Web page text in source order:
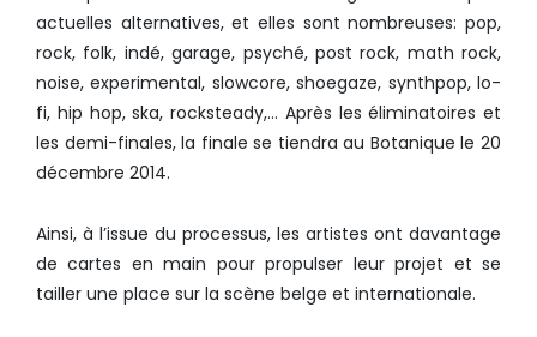
actuelles alternatives, et elles sont nombreuses: pop,
rock, folk, indé, garage, psyché, post rock, math rock,
noise, experimental, slowcore, shoegaze, synthpop, lo-
fi, hip hop, ska, rocksteady,… Après les éliminatoires et
les demi-finales, la finale se tiendra au Botanique le 20
décembre 2014.
Ainsi, à l’issue du processus, les artistes ont davantage
de cartes en main pour propulser leur projet et se
tailler une place sur la scène belge et internationale.